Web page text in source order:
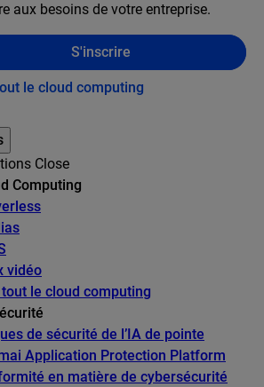
aux besoins de votre entreprise.
S'inscrire
le cloud computing
Close
Computing
vidéo
le cloud computing
de sécurité de l’IA de pointe
Application Protection Platform
en matière de cybersécurité